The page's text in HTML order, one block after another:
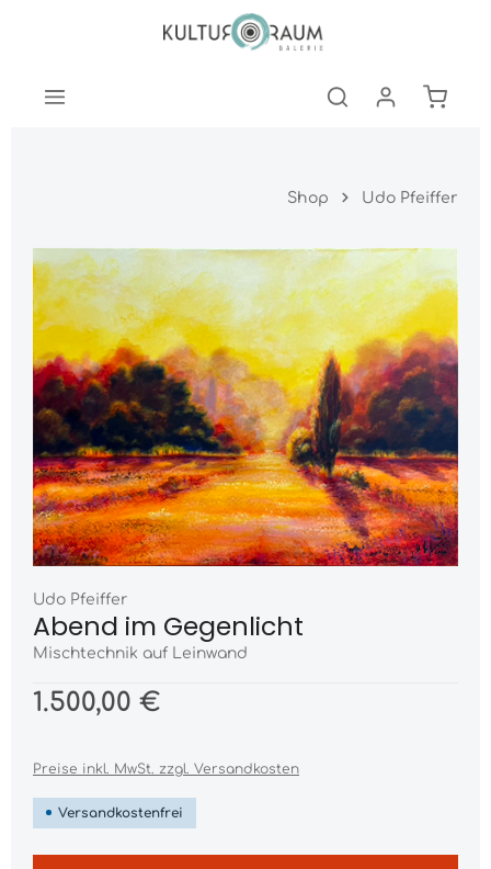
Shop Udo Pfeiffer
Udo Pfeiffer
Abend im Gegenlicht
Mischtechnik auf Leinwand
1.500,00 €
Preise inkl. MwSt. zzgl. Versandkosten
Versandkostenfrei